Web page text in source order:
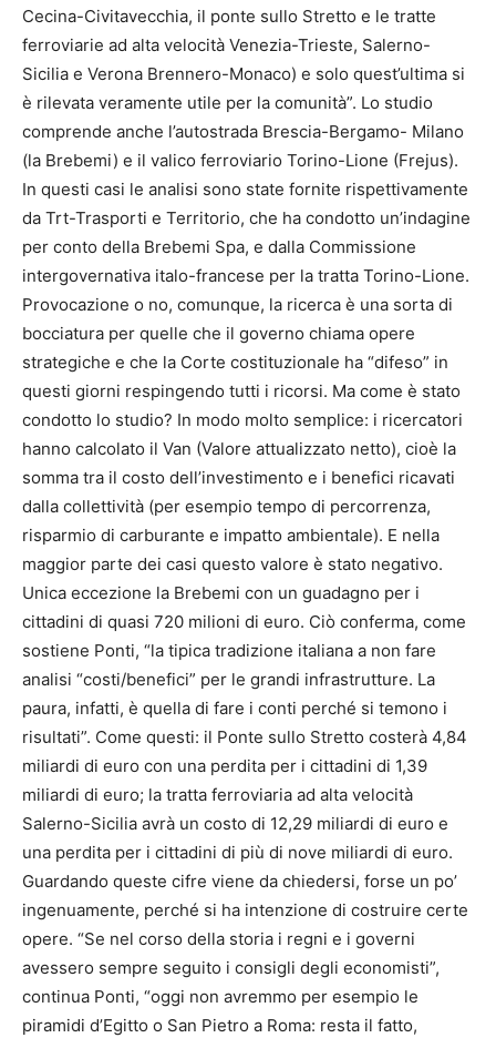
Cecina-Civitavecchia, il ponte sullo Stretto e le tratte
ferroviarie ad alta velocità Venezia-Trieste, Salerno-
Sicilia e Verona Brennero-Monaco) e solo quest’ultima si
è rilevata veramente utile per la comunità”. Lo studio
comprende anche l’autostrada Brescia-Bergamo- Milano
(la Brebemi) e il valico ferroviario Torino-Lione (Frejus).
In questi casi le analisi sono state fornite rispettivamente
da Trt-Trasporti e Territorio, che ha condotto un’indagine
per conto della Brebemi Spa, e dalla Commissione
intergovernativa italo-francese per la tratta Torino-Lione.
Provocazione o no, comunque, la ricerca è una sorta di
bocciatura per quelle che il governo chiama opere
strategiche e che la Corte costituzionale ha “difeso” in
questi giorni respingendo tutti i ricorsi. Ma come è stato
condotto lo studio? In modo molto semplice: i ricercatori
hanno calcolato il Van (Valore attualizzato netto), cioè la
somma tra il costo dell’investimento e i benefici ricavati
dalla collettività (per esempio tempo di percorrenza,
risparmio di carburante e impatto ambientale). E nella
maggior parte dei casi questo valore è stato negativo.
Unica eccezione la Brebemi con un guadagno per i
cittadini di quasi 720 milioni di euro. Ciò conferma, come
sostiene Ponti, “la tipica tradizione italiana a non fare
analisi “costi/benefici” per le grandi infrastrutture. La
paura, infatti, è quella di fare i conti perché si temono i
risultati”. Come questi: il Ponte sullo Stretto costerà 4,84
miliardi di euro con una perdita per i cittadini di 1,39
miliardi di euro; la tratta ferroviaria ad alta velocità
Salerno-Sicilia avrà un costo di 12,29 miliardi di euro e
una perdita per i cittadini di più di nove miliardi di euro.
Guardando queste cifre viene da chiedersi, forse un po’
ingenuamente, perché si ha intenzione di costruire certe
opere. “Se nel corso della storia i regni e i governi
avessero sempre seguito i consigli degli economisti”,
continua Ponti, “oggi non avremmo per esempio le
piramidi d’Egitto o San Pietro a Roma: resta il fatto,